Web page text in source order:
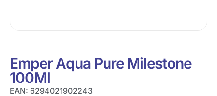
Emper Aqua Pure Milestone
100Ml
EAN: 6294021902243